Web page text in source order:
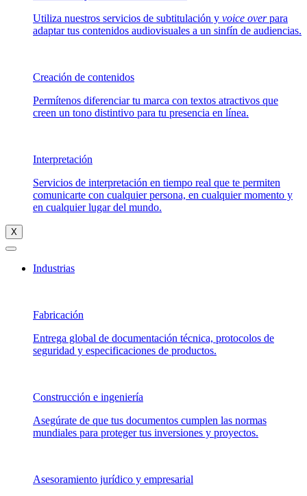
Utiliza nuestros servicios de subtitulación y voice overpara
adaptar tus contenidos audiovisuales a un sinfín de audiencias.
Creación de contenidos
Permítenos diferenciar tu marca con textos atractivos que
creen un tono distintivo para tu presencia en línea.
Interpretación
Servicios de interpretación en tiempo real que te permiten
comunicarte con cualquier persona, en cualquier momento y
en cualquier lugar del mundo.
X
Industrias
Fabricación
Entrega global de documentación técnica, protocolos de
seguridad y especificaciones de productos.
Construcción e ingeniería
Asegúrate de que tus documentos cumplen las normas
mundiales para proteger tus inversiones y proyectos.
Asesoramiento jurídico y empresarial